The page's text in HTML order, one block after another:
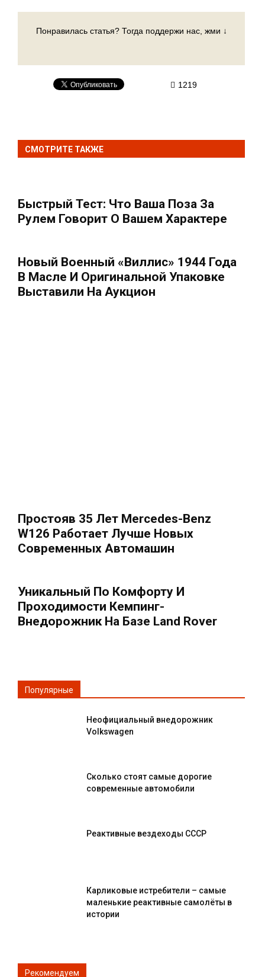
Понравилась статья? Тогда поддержи нас, жми ↓
1219
СМОТРИТЕ ТАКЖЕ
Быстрый Тест: Что Ваша Поза За
Рулем Говорит О Вашем Характере
Новый Военный «Виллис» 1944 Года
В Масле И Оригинальной Упаковке
Выставили На Аукцион
Простояв 35 Лет Mercedes-Benz
W126 Работает Лучше Новых
Современных Автомашин
Уникальный По Комфорту И
Проходимости Кемпинг-
Внедорожник На Базе Land Rover
Популярные
Неофициальный внедорожник
Volkswagen
Сколько стоят самые дорогие
современные автомобили
Реактивные вездеходы СССР
Карликовые истребители – самые
маленькие реактивные самолёты в
истории
Рекомендуем